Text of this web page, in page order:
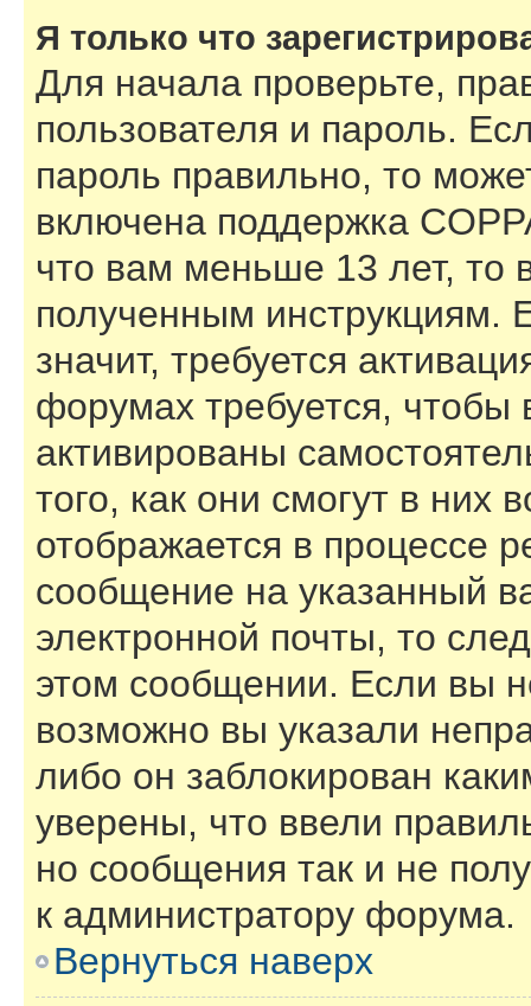
Я только что
Для начала проверьте,
пользователя и пароль.
пароль правильно, то
включена поддержка
что вам меньше 13 лет, то
полученным инструкциям.
значит, требуется
форумах требуется,
активированы
того, как они смогут в
отображается в процессе
сообщение на указанный
электронной почты, то
этом сообщении. Если вы
возможно вы указали
либо он заблокирован
уверены, что ввели
но сообщения так и не
к администратору форума.
Вернуться наверх